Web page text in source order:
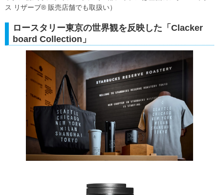
ス リザーブ® 販売店舗でも取扱い）
ロースタリー東京の世界観を反映した「Clacker
board Collection」